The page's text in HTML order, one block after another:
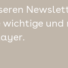
wichtige und